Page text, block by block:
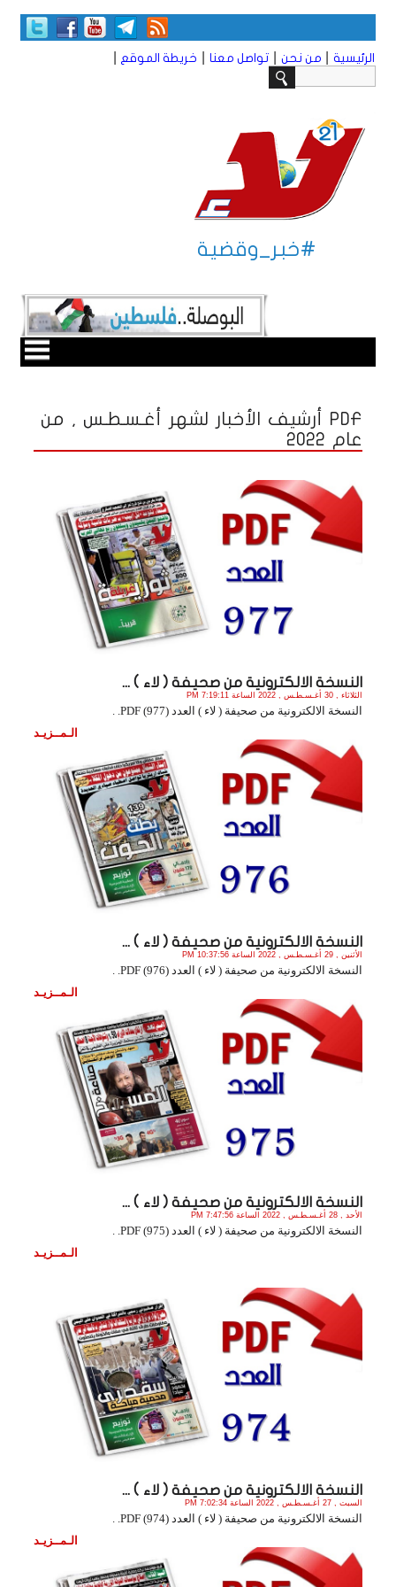
الرئيسية من نحن تواصل معنا خريطة الموقع
#خبر_وقضية
PDF أرشيف الأخبار لشهر أغـسـطـس , من
عام 2022
النسخة الالكترونية من صحيفة ( لاء ) ...
الثلاثاء , 30 أغـسـطـس , 2022 الساعة 7:19:11 PM
النسخة الالكترونية من صحيفة ( لاء ) العدد (977) PDF. .
الـمــزيـد
النسخة الالكترونية من صحيفة ( لاء ) ...
الأثنين , 29 أغـسـطـس , 2022 الساعة 10:37:56 PM
النسخة الالكترونية من صحيفة ( لاء ) العدد (976) PDF. .
الـمــزيـد
النسخة الالكترونية من صحيفة ( لاء ) ...
الأحد , 28 أغـسـطـس , 2022 الساعة 7:47:56 PM
النسخة الالكترونية من صحيفة ( لاء ) العدد (975) PDF. .
الـمــزيـد
النسخة الالكترونية من صحيفة ( لاء ) ...
السبت , 27 أغـسـطـس , 2022 الساعة 7:02:34 PM
النسخة الالكترونية من صحيفة ( لاء ) العدد (974) PDF. .
الـمــزيـد